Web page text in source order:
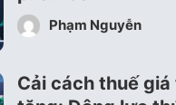
Phạm Nguyễn
Cải cách thuế giá